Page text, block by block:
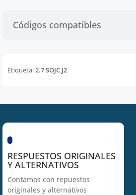
Códigos compatibles
Etiqueta:2.7 SOJC J2
RESPUESTOS ORIGINALES
Y ALTERNATIVOS
Contamos con repuestos
originales y alternativos